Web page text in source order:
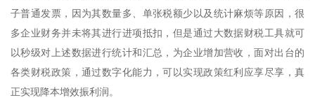
子普通发票，因为其数量多、单张税额少以及统计麻烦等原因，很
多企业财务并未将其进行进项抵扣，但是通过大数据财税工具就可
以秒级对上述数据进行统计和汇总，为企业增加营收，面对出台的
各类财税政策，通过数字化能力，可以实现政策红利应享尽享，真
正实现降本增效振利润。